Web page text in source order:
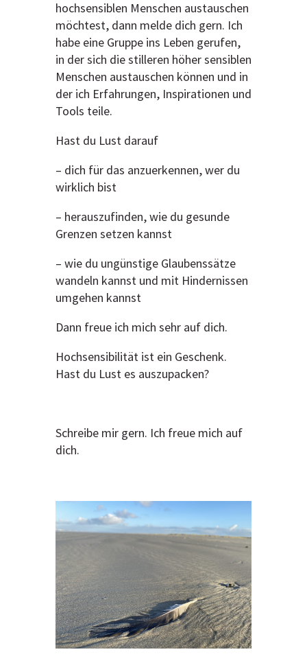
hochsensiblen Menschen austauschen
möchtest, dann melde dich gern. Ich
habe eine Gruppe ins Leben gerufen,
in der sich die stilleren höher sensiblen
Menschen austauschen können und in
der ich Erfahrungen, Inspirationen und
Tools teile.
Hast du Lust darauf
– dich für das anzuerkennen, wer du
wirklich bist
– herauszufinden, wie du gesunde
Grenzen setzen kannst
– wie du ungünstige Glaubenssätze
wandeln kannst und mit Hindernissen
umgehen kannst
Dann freue ich mich sehr auf dich.
Hochsensibilität ist ein Geschenk.
Hast du Lust es auszupacken?
Schreibe mir gern. Ich freue mich auf
dich.